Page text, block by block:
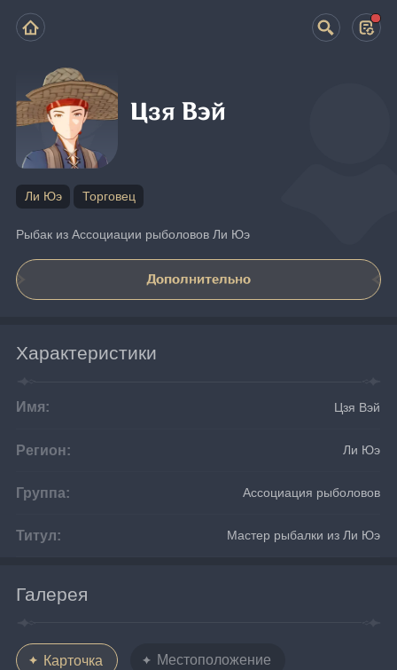
Цзя Вэй
Ли Юэ Торговец
Рыбак из Ассоциации рыболовов Ли Юэ
Дополнительно
Характеристики
Имя: Цзя Вэй
Регион: Ли Юэ
Группа: Ассоциация рыболовов
Титул: Мастер рыбалки из Ли Юэ
Галерея
Карточка Местоположение